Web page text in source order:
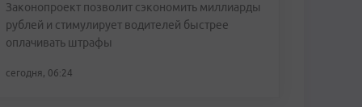
Законопроект позволит сэкономить миллиарды
рублей и стимулирует водителей быстрее
оплачивать штрафы
сегодня, 06:24